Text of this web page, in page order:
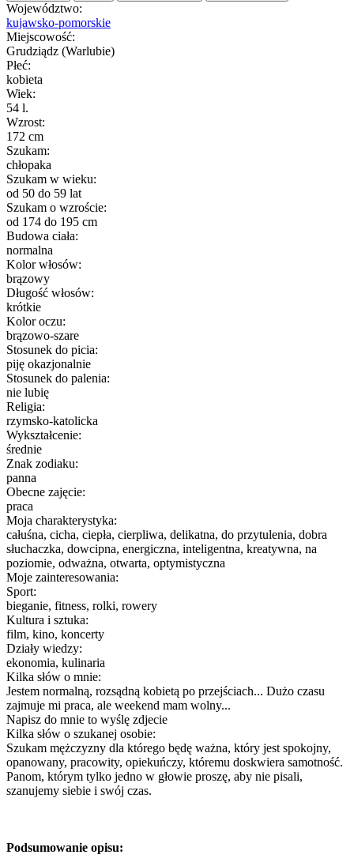
Województwo:
kujawsko-pomorskie
Miejscowość:
Grudziądz (Warlubie)
Płeć:
kobieta
Wiek:
54 l.
Wzrost:
172 cm
Szukam:
chłopaka
Szukam w wieku:
od 50 do 59 lat
Szukam o wzroście:
od 174 do 195 cm
Budowa ciała:
normalna
Kolor włosów:
brązowy
Długość włosów:
krótkie
Kolor oczu:
brązowo-szare
Stosunek do picia:
piję okazjonalnie
Stosunek do palenia:
nie lubię
Religia:
rzymsko-katolicka
Wykształcenie:
średnie
Znak zodiaku:
panna
Obecne zajęcie:
praca
Moja charakterystyka:
całuśna, cicha, ciepła, cierpliwa, delikatna, do przytulenia, dobra
słuchaczka, dowcipna, energiczna, inteligentna, kreatywna, na
poziomie, odważna, otwarta, optymistyczna
Moje zainteresowania:
Sport:
bieganie, fitness, rolki, rowery
Kultura i sztuka:
film, kino, koncerty
Działy wiedzy:
ekonomia, kulinaria
Kilka słów o mnie:
Jestem normalną, rozsądną kobietą po przejściach... Dużo czasu
zajmuje mi praca, ale weekend mam wolny...
Napisz do mnie to wyślę zdjecie
Kilka słów o szukanej osobie:
Szukam mężczyzny dla którego będę ważna, który jest spokojny,
opanowany, pracowity, opiekuńczy, któremu doskwiera samotność.
Panom, którym tylko jedno w głowie proszę, aby nie pisali,
szanujemy siebie i swój czas.
Podsumowanie opisu: